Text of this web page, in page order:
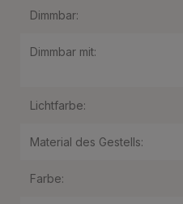
Dimmbar:
Dimmbar mit:
Lichtfarbe:
Material des Gestells:
Farbe: